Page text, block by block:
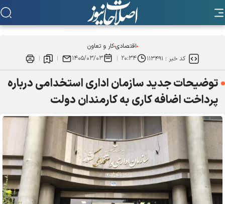
اقتصادیکار و تعاون
کد خبر : ۱۱۳۴۹۱ ۲۰:۳۴ ۱۴۰۵/۰۳/۰۳
توضیحات جدید سازمان اداری استخدامی درباره
پرداخت اضافه کاری به کارمندان دولت